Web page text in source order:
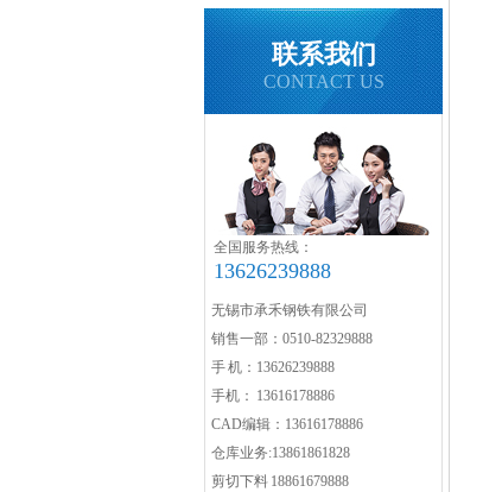
联系我们
CONTACT US
全国服务热线：
13626239888
无锡市承禾钢铁有限公司
销售一部：0510-82329888
手 机：13626239888
手机： 13616178886
CAD编辑：13616178886
仓库业务:13861861828
剪切下料 18861679888